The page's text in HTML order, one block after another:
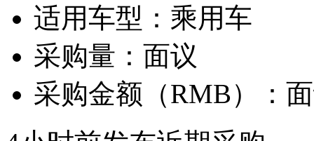
适用车型： 乘用车
采购量： 面议
采购金额（RMB）：